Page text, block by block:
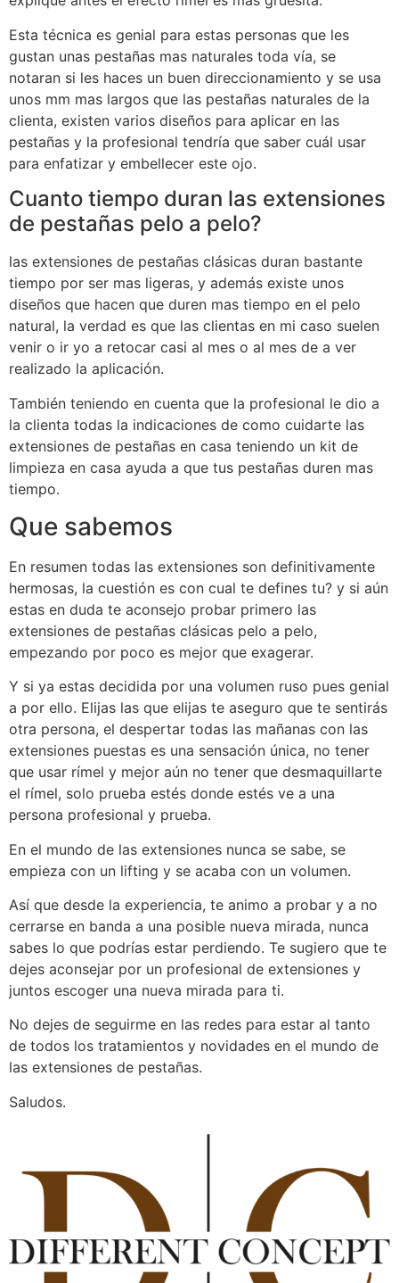
Esta técnica es genial para estas personas que les
gustan unas pestañas mas naturales toda vía, se
notaran si les haces un buen direccionamiento y se usa
unos mm mas largos que las pestañas naturales de la
clienta, existen varios diseños para aplicar en las
pestañas y la profesional tendría que saber cuál usar
para enfatizar y embellecer este ojo.
Cuanto tiempo duran las extensiones
de pestañas pelo a pelo?
las extensiones de pestañas clásicas duran bastante
tiempo por ser mas ligeras, y además existe unos
diseños que hacen que duren mas tiempo en el pelo
natural, la verdad es que las clientas en mi caso suelen
venir o ir yo a retocar casi al mes o al mes de a ver
realizado la aplicación.
También teniendo en cuenta que la profesional le dio a
la clienta todas la indicaciones de como cuidarte las
extensiones de pestañas en casa teniendo un kit de
limpieza en casa ayuda a que tus pestañas duren mas
tiempo.
Que sabemos
En resumen todas las extensiones son definitivamente
hermosas, la cuestión es con cual te defines tu? y si aún
estas en duda te aconsejo probar primero las
extensiones de pestañas clásicas pelo a pelo,
empezando por poco es mejor que exagerar.
Y si ya estas decidida por una volumen ruso pues genial
a por ello. Elijas las que elijas te aseguro que te sentirás
otra persona, el despertar todas las mañanas con las
extensiones puestas es una sensación única, no tener
que usar rímel y mejor aún no tener que desmaquillarte
el rímel, solo prueba estés donde estés ve a una
persona profesional y prueba.
En el mundo de las extensiones nunca se sabe, se
empieza con un lifting y se acaba con un volumen.
Así que desde la experiencia, te animo a probar y a no
cerrarse en banda a una posible nueva mirada, nunca
sabes lo que podrías estar perdiendo. Te sugiero que te
dejes aconsejar por un profesional de extensiones y
juntos escoger una nueva mirada para ti.
No dejes de seguirme en las redes para estar al tanto
de todos los tratamientos y novidades en el mundo de
las extensiones de pestañas.
Saludos.